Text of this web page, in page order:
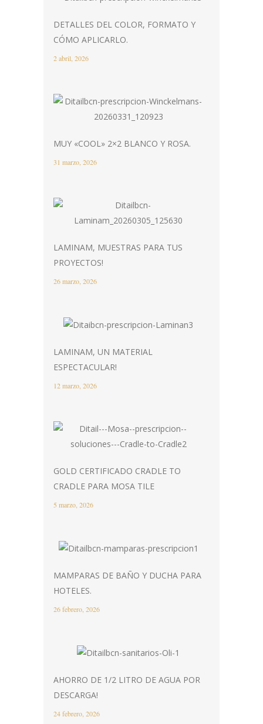
DETALLES DEL COLOR, FORMATO Y
CÓMO APLICARLO.
2 abril, 2026
MUY «COOL» 2×2 BLANCO Y ROSA.
31 marzo, 2026
LAMINAM, MUESTRAS PARA TUS
PROYECTOS!
26 marzo, 2026
LAMINAM, UN MATERIAL
ESPECTACULAR!
12 marzo, 2026
GOLD CERTIFICADO CRADLE TO
CRADLE PARA MOSA TILE
5 marzo, 2026
MAMPARAS DE BAÑO Y DUCHA PARA
HOTELES.
26 febrero, 2026
AHORRO DE 1/2 LITRO DE AGUA POR
DESCARGA!
24 febrero, 2026